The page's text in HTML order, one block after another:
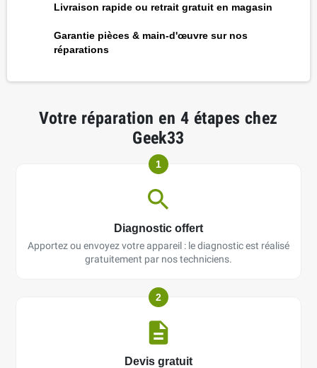
Livraison rapide ou retrait gratuit en magasin
Garantie pièces & main-d'œuvre sur nos
réparations
Votre réparation en 4 étapes chez
Geek33
1
Diagnostic offert
Apportez ou envoyez votre appareil : le diagnostic est réalisé
gratuitement par nos techniciens.
2
Devis gratuit